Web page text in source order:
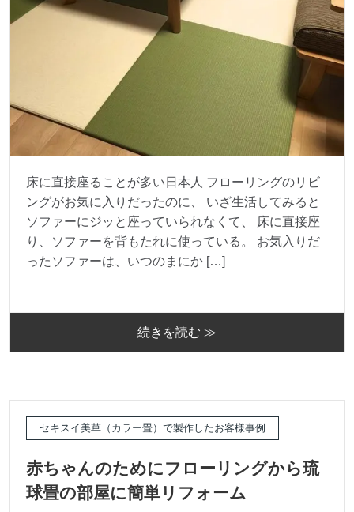
床に直接座ることが多い日本人 フローリングのリビ
ングがお気に入りだったのに、 いざ生活してみると
ソファーにジッと座っていられなくて、 床に直接座
り、ソファーを背もたれに使っている。 お気入りだ
ったソファーは、いつのまにか […]
続きを読む ≫
セキスイ美草（カラー畳）で製作したお客様事例
赤ちゃんのためにフローリングから琉
球畳の部屋に簡単リフォーム